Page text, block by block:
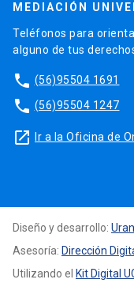
MEDIACIÓN
Teléfonos para
alguno de tus
phone (56)95504 1691
phone (56)95504 1247
launch Ir a la Oficina de
Diseño y desarrollo:
Asesoría: Dirección
Utilizando el Kit Digital